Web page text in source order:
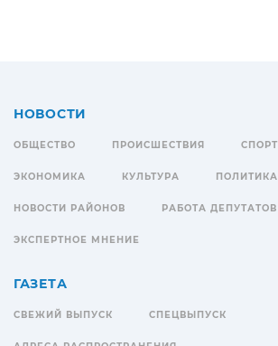
НОВОСТИ
ОБЩЕСТВО ПРОИСШЕСТВИЯ СПОРТ
ЭКОНОМИКА КУЛЬТУРА ПОЛИТИКА
НОВОСТИ РАЙОНОВ РАБОТА ДЕПУТАТОВ
ЭКСПЕРТНОЕ МНЕНИЕ
ГАЗЕТА
СВЕЖИЙ ВЫПУСК СПЕЦВЫПУСК